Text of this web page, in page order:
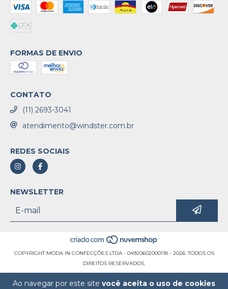
Ao navegar por este site você aceita o uso de cookies
FORMAS DE ENVIO
CONTATO
(11) 2693-3041
atendimento@windster.com.br
REDES SOCIAIS
NEWSLETTER
COPYRIGHT MODA IN CONFECÇÕES LTDA - 04920602000118 - 2026. TODOS OS
DIREITOS RESERVADOS.